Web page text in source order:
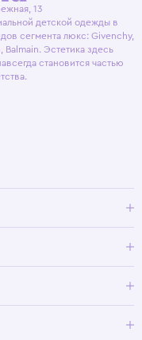
13
детской одежды в
сегмента люкс: Givenchy,
Эстетика здесь
становится частью